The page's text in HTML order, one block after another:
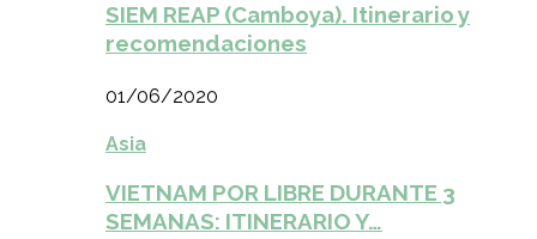
SIEM REAP (Camboya). Itinerario y
recomendaciones
01/06/2020
Asia
VIETNAM POR LIBRE DURANTE 3
SEMANAS: ITINERARIO Y…